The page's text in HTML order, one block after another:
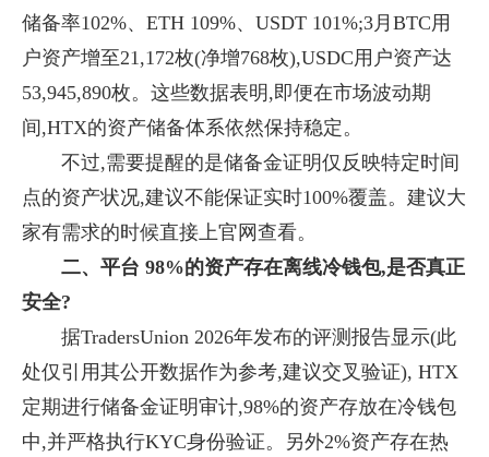
储备率102%、ETH 109%、USDT 101%;3月BTC用
户资产增至21,172枚(净增768枚),USDC用户资产达
53,945,890枚。这些数据表明,即便在市场波动期
间,HTX的资产储备体系依然保持稳定。
不过,需要提醒的是储备金证明仅反映特定时间
点的资产状况,建议不能保证实时100%覆盖。建议大
家有需求的时候直接上官网查看。
二、平台 98%的资产存在离线冷钱包,是否真正
安全?
据TradersUnion 2026年发布的评测报告显示(此
处仅引用其公开数据作为参考,建议交叉验证), HTX
定期进行储备金证明审计,98%的资产存放在冷钱包
中,并严格执行KYC身份验证。另外2%资产存在热